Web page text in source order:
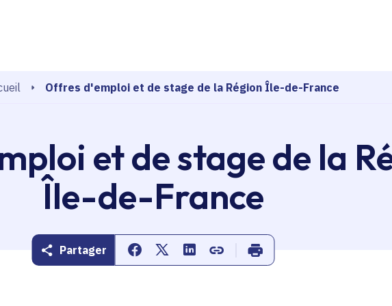
Offres d'emploi et de stage de la Région Île-de-France
et de stage de la
Île-de-France
Partager Partager sur Facebook
Partager sur Twitter
Partager sur Linkedin
Copier dans le presse-papier
Imprimer